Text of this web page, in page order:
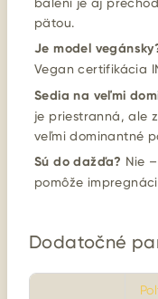
pätou.
Je model
Vegan certifikácia
Sedia na veľmi
je priestranná, ale
veľmi dominantné
Sú do dažďa? Nie
pomôže
Dodatočné